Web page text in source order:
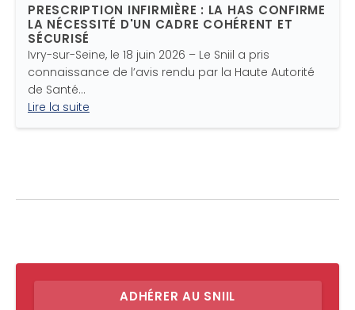
PRESCRIPTION INFIRMIÈRE : LA HAS CONFIRME
LA NÉCESSITÉ D'UN CADRE COHÉRENT ET
SÉCURISÉ
Ivry-sur-Seine, le 18 juin 2026 – Le Sniil a pris
connaissance de l’avis rendu par la Haute Autorité
de Santé…
Lire la suite
ADHÉRER AU SNIIL